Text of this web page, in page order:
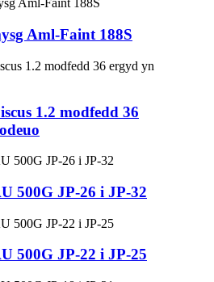
Aml-Faint 188S
1.2 modfedd 36
500G JP-26 i JP-32
500G JP-22 i JP-25